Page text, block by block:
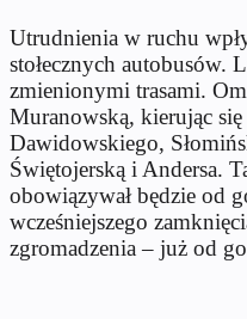
Utrudnienia w ruchu
stołecznych autobusów.
zmienionymi trasami.
Muranowską, kierując
Dawidowskiego,
Świętojerską i Andersa.
obowiązywał będzie od
wcześniejszego
zgromadzenia – już od